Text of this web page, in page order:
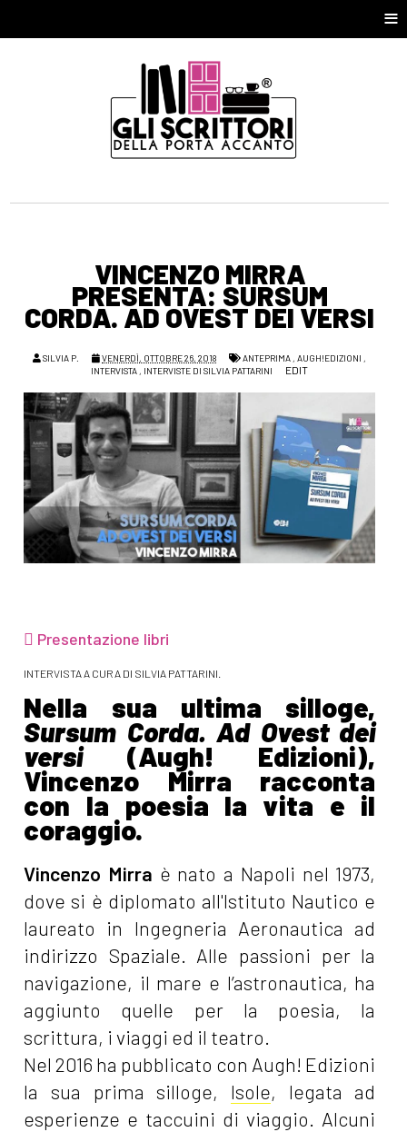
≡
VINCENZO MIRRA
PRESENTA: SURSUM
CORDA. AD OVEST DEI VERSI
SILVIA P. VENERDÌ, OTTOBRE 26, 2018 ANTEPRIMA ,AUGH!EDIZIONI ,
INTERVISTA , INTERVISTE DI SILVIA PATTARINI EDIT
Presentazione libri
INTERVISTA A CURA DI SILVIA PATTARINI.
Nella sua ultima silloge,
Sursum Corda. Ad Ovest dei
versi(Augh! Edizioni),
Vincenzo Mirra racconta
con la poesia la vita e il
coraggio.
Vincenzo Mirra è nato a Napoli nel 1973,
dove si è diplomato all'Istituto Nautico e
laureato in Ingegneria Aeronautica ad
indirizzo Spaziale. Alle passioni per la
navigazione, il mare e l’astronautica, ha
aggiunto quelle per la poesia, la
scrittura, i viaggi ed il teatro.
Nel 2016 ha pubblicato con Augh! Edizioni
la sua prima silloge, Isole, legata ad
esperienze e taccuini di viaggio. Alcuni